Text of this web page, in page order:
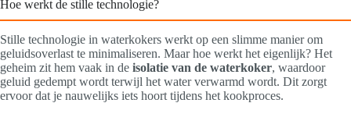
Hoe werkt de stille technologie?
Stille technologie in waterkokers werkt op een slimme manier om
geluidsoverlast te minimaliseren. Maar hoe werkt het eigenlijk? Het
geheim zit hem vaak in de isolatie van de waterkoker, waardoor
geluid gedempt wordt terwijl het water verwarmd wordt. Dit zorgt
ervoor dat je nauwelijks iets hoort tijdens het kookproces.